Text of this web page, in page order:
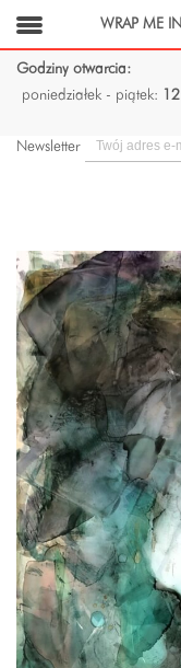
Godziny otwarcia:
poniedziałek - piątek:
Newsletter
WRAP ME